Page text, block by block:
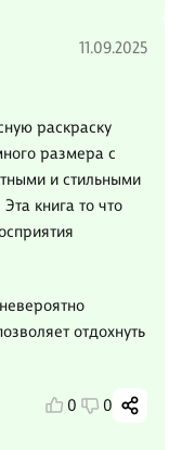
11.09.2025
раскраску
размера с
и стильными
книга то что
отдохнуть
0 0